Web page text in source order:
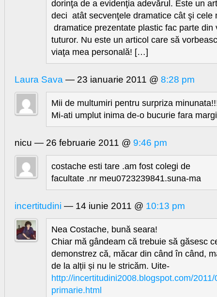
dorinţa de a evidenţia adevărul. Este un
deci atât secvenţele dramatice cât şi cele
dramatice prezentate plastic fac parte din
tuturor. Nu este un articol care să
viaţa mea personală! […]
Laura Sava — 23 ianuarie 2011 @ 8:28 pm
Mii de multumiri pentru surpriza
Mi-ati umplut inima de-o bucurie fara
nicu — 26 februarie 2011 @ 9:46 pm
costache esti tare .am fost colegi de
facultate .nr meu0723239841.suna-ma
incertitudini — 14 iunie 2011 @ 10:13 pm
Nea Costache, bună seara!
Chiar mă gândeam că trebuie să găsesc
demonstrez că, măcar din când în când,
de la alții și nu le stricăm. Uite-
http://incertitudini2008.blogspot.com/
primarie.html